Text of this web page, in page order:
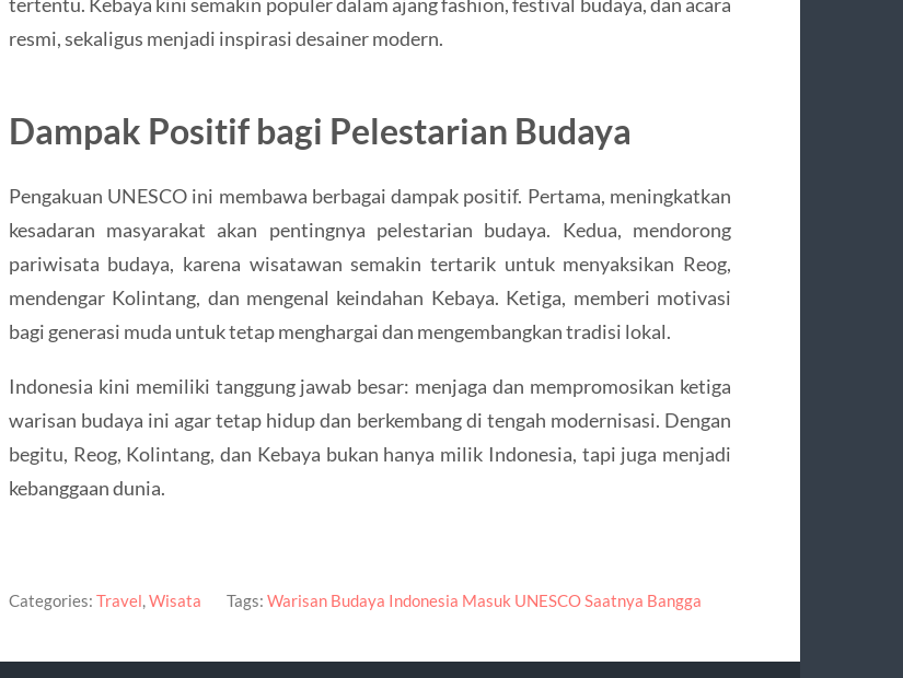
resmi, sekaligus menjadi inspirasi desainer modern.
Dampak Positif bagi Pelestarian Budaya
Pengakuan UNESCO ini membawa berbagai dampak positif. Pertama, meningkatkan
kesadaran masyarakat akan pentingnya pelestarian budaya. Kedua, mendorong
pariwisata budaya, karena wisatawan semakin tertarik untuk menyaksikan Reog,
mendengar Kolintang, dan mengenal keindahan Kebaya. Ketiga, memberi motivasi
bagi generasi muda untuk tetap menghargai dan mengembangkan tradisi lokal.
Indonesia kini memiliki tanggung jawab besar: menjaga dan mempromosikan ketiga
warisan budaya ini agar tetap hidup dan berkembang di tengah modernisasi. Dengan
begitu, Reog, Kolintang, dan Kebaya bukan hanya milik Indonesia, tapi juga menjadi
kebanggaan dunia.
Categories: Travel,Wisata Tags: Warisan Budaya Indonesia Masuk UNESCO Saatnya Bangga